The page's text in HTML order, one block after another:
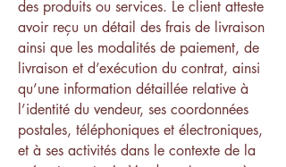
des produits ou services. Le client atteste
avoir reçu un détail des frais de livraison
ainsi que les modalités de paiement, de
livraison et d’exécution du contrat, ainsi
qu’une information détaillée relative à
l’identité du vendeur, ses coordonnées
postales, téléphoniques et électroniques,
et à ses activités dans le contexte de la